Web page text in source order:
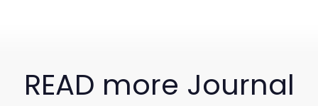
READ more Journal